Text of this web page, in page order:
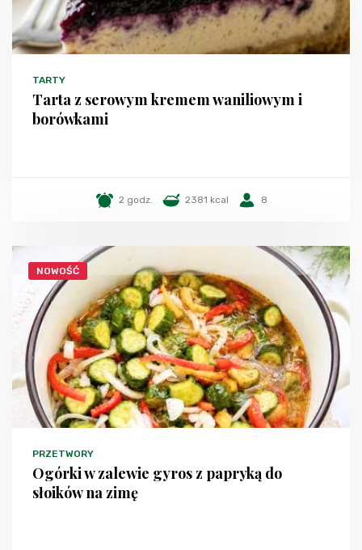
TARTY
Tarta z serowym kremem waniliowym i
borówkami
2 godz. 2381 kcal 8
NOWOŚĆ
PRZETWORY
Ogórki w zalewie gyros z papryką do
słoików na zimę